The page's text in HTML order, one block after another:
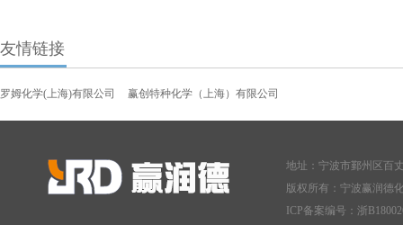
友情链接
罗姆化学(上海)有限公司 赢创特种化学（上海）有限公司
地址：宁波市鄞州区百
版权所有：宁波赢润德
ICP备案编号： 浙